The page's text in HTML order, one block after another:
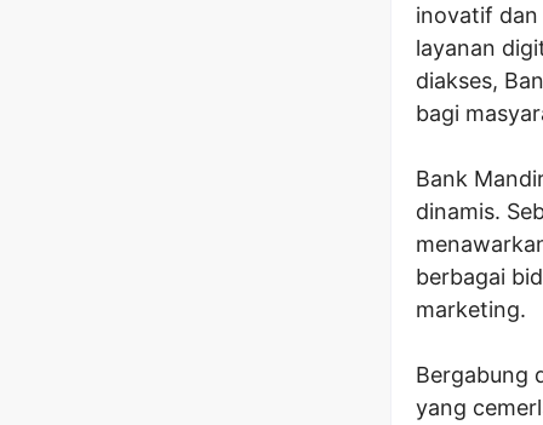
inovatif
layanan
diakses,
bagi
Bank
dinamis.
berbagai
marketing.
Bergabung
yang